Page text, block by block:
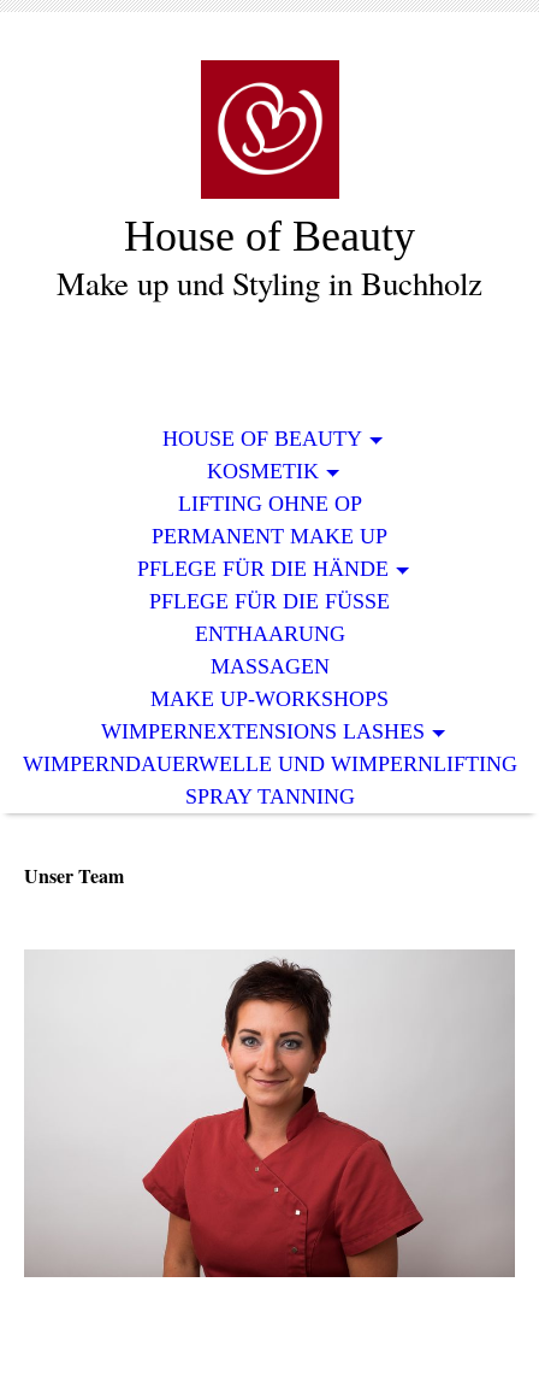
House of Beauty
Make up und Styling in Buchholz
HOUSE OF BEAUTY
KOSMETIK
LIFTING OHNE OP
PERMANENT MAKE UP
PFLEGE FÜR DIE HÄNDE
PFLEGE FÜR DIE FÜSSE
ENTHAARUNG
MASSAGEN
MAKE UP-WORKSHOPS
WIMPERNEXTENSIONS LASHES
WIMPERNDAUERWELLE UND WIMPERNLIFTING
SPRAY TANNING
Unser Team